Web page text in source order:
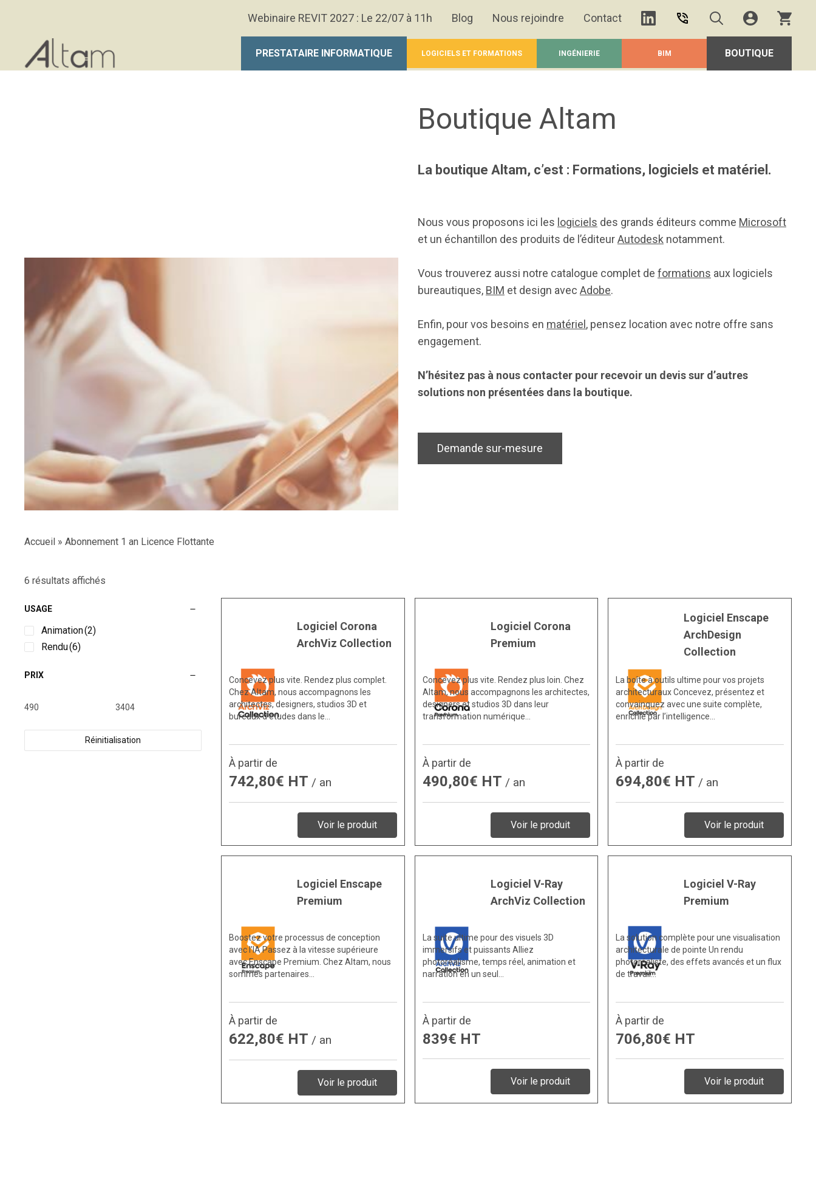
Webinaire REVIT 2027 : Le 22/07 à 11h Blog Nous rejoindre Contact
PRESTATAIRE INFORMATIQUE LOGICIELS ET FORMATIONS INGÉNIERIE BIM BOUTIQUE
Boutique Altam
La boutique Altam, c’est : Formations, logiciels et matériel.
Nous vous proposons ici les logiciels des grands éditeurs comme Microsoft
et un échantillon des produits de l’éditeurAutodesk notamment.
Vous trouverez aussi notre catalogue complet de formations aux logiciels
bureautiques, BIM et design avec Adobe.
Enfin, pour vos besoins en matériel , pensez location avec notre offre sans
engagement.
N’hésitez pas à nous contacter pour recevoir un devis sur d’autres
solutions non présentées dans la boutique.
Demande sur-mesure
Accueil » Abonnement 1 an Licence Flottante
6 résultats affichés
USAGE
Animation(2)
Rendu(6)
PRIX
Réinitialisation
Logiciel Corona
ArchViz Collection
Concevez plus vite. Rendez plus complet.
Chez Altam, nous accompagnons les
architectes, designers, studios 3D et
bureaux d’études dans le…
À partir de
742,80€ HT / an
Voir le produit
Logiciel Corona
Premium
Concevez plus vite. Rendez plus loin. Chez
Altam, nous accompagnons les architectes,
designers et studios 3D dans leur
transformation numérique…
À partir de
490,80€ HT / an
Voir le produit
Logiciel Enscape
ArchDesign
Collection
La boîte à outils ultime pour vos projets
architecturaux Concevez, présentez et
convainquez avec une suite complète,
enrichie par l’intelligence…
À partir de
694,80€ HT / an
Voir le produit
Logiciel Enscape
Premium
Boostez votre processus de conception
avec l’IA Passez à la vitesse supérieure
avec Enscape Premium. Chez Altam, nous
sommes partenaires…
À partir de
622,80€ HT / an
Voir le produit
Logiciel V-Ray
ArchViz Collection
La suite ultime pour des visuels 3D
immersifs et puissants Alliez
photoréalisme, temps réel, animation et
narration en un seul…
À partir de
839€ HT
Voir le produit
Logiciel V-Ray
Premium
La solution complète pour une visualisation
architecturale de pointe Un rendu
photoréaliste, des effets avancés et un flux
de travail…
À partir de
706,80€ HT
Voir le produit